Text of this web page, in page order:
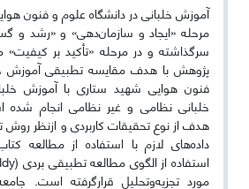
آموزش خلبانی در دانشگاه علوم و فنون
مرحله «ایجاد و سازمان‌دهی» و «رشد
سرگذاشته و در مرحله «تأکید بر کیفیت»
پژوهش با هدف مقایسه تطبیقی آموزش
فنون هوایی شهید ستاری با آموزش
خلبانی نظامی و غیر نظامی انجام شده
هدف از نوع تحقیقات کاربردی و ازنظر
داده‌های لازم با استفاده از مطالعه
مورد تجزیه‌وتحلیل قرارگرفته است.